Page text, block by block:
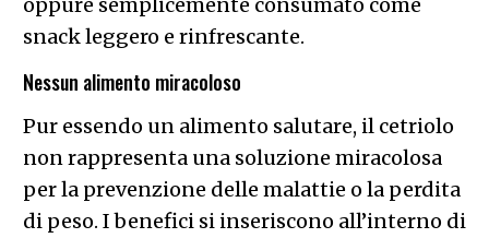
snack leggero e rinfrescante.
Nessun alimento miracoloso
Pur essendo un alimento salutare, il cetriolo
non rappresenta una soluzione miracolosa
per la prevenzione delle malattie o la perdita
di peso. I benefici si inseriscono all’interno di